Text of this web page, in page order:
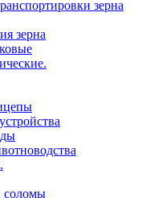
зерна
зерна
соломы